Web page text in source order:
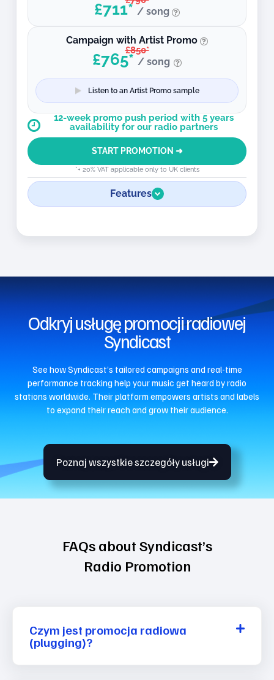
Odkryj usługę promocji radiowej
Syndicast
See how Syndicast’s tailored campaigns and real-time
performance tracking help your music get heard by radio
stations worldwide. Their platform empowers artists and labels
to expand their reach and grow their audience.
Poznaj wszystkie szczegóły usługi
FAQs about Syndicast’s
Radio Promotion
Czym jest promocja radiowa
(plugging)?